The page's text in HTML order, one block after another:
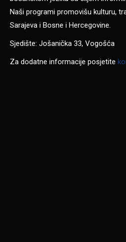
Naši programi promovišu kulturu,
Sarajeva i Bosne i Hercegovine.
Sjedište: Jošanička 33, Vogošća
Za dodatne informacije posjetite